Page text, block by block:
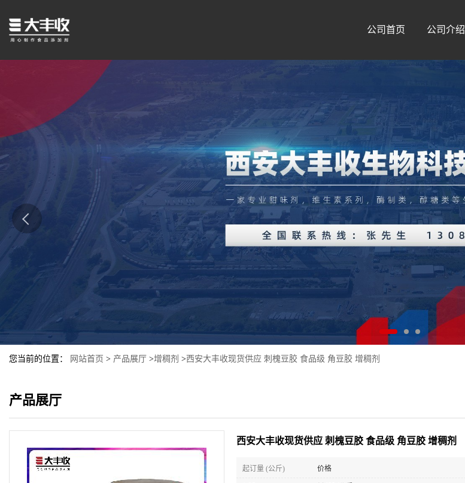
公司首页 公司介绍
您当前的位置： 网站首页 > 产品展厅 >增稠剂 >西安大丰收现货供应 刺槐豆胶 食品级 角豆胶 增稠剂
产品展厅
西安大丰收现货供应 刺槐豆胶 食品级 角豆胶 增稠剂
起订量 (公斤) 价格